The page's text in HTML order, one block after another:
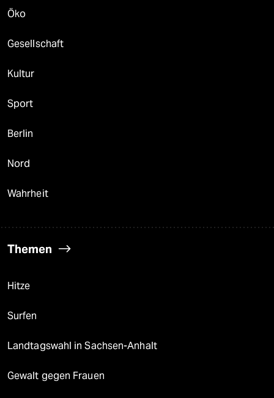
Öko
Gesellschaft
Kultur
Sport
Berlin
Nord
Wahrheit
Themen
Hitze
Surfen
Landtagswahl in Sachsen-Anhalt
Gewalt gegen Frauen